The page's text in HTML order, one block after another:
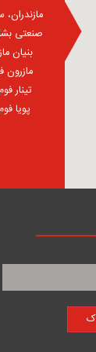
پویا فوم : 88149 –